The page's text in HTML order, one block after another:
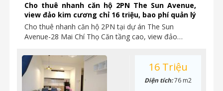
Cho thuê nhanh căn hộ 2PN The Sun Avenue,
view đảo kim cương chỉ 16 triệu, bao phí quản lý
Cho thuê nhanh căn hộ 2PN tại dự án The Sun
Avenue-28 Mai Chí Thọ Căn tầng cao, view đảo…
16 Triệu
Diện tích:76 m2